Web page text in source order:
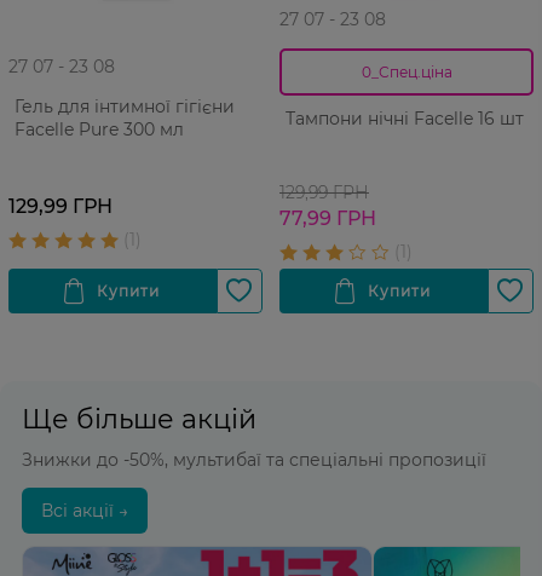
27 07 - 23 08
Гель для інтимної гігієни
Facelle Pure 300 мл
129,99 ГРН
27 07 - 23 08
0_Спец.ціна
Тампони нічні Facelle 16 шт
129,99 ГРН
77,99 ГРН
Ще більше акцій
Знижки до -50%, мультибаї та спеціальні пропозиції
Всі акції →